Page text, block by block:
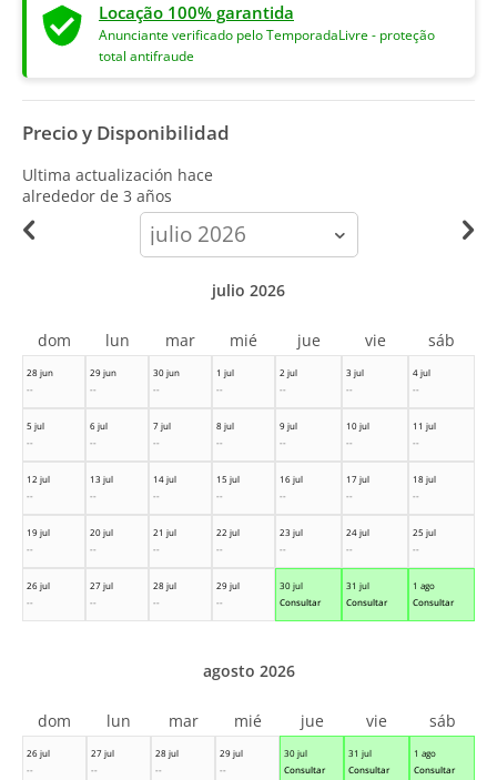
Locação 100% garantida
Anunciante verificado pelo TemporadaLivre - proteção
total antifraude
Precio y Disponibilidad
Ultima actualización hace
alrededor de 3 años
calendar-
month
28 jun
--
29 jun
--
30 jun
--
1 jul
--
2 jul
--
3 jul
--
4 jul
--
5 jul
--
6 jul
--
7 jul
--
8 jul
--
9 jul
--
10 jul
--
11 jul
--
12 jul
--
13 jul
--
14 jul
--
15 jul
--
16 jul
--
17 jul
--
18 jul
--
19 jul
--
20 jul
--
21 jul
--
22 jul
--
23 jul
--
24 jul
--
25 jul
--
26 jul
--
27 jul
--
28 jul
--
29 jul
--
30 jul
Consultar
31 jul
Consultar
1 ago
Consultar
julio 2026
dom lun mar mié jue vie sáb
26 jul
--
27 jul
--
28 jul
--
29 jul
--
30 jul
Consultar
31 jul
Consultar
1 ago
Consultar
agosto 2026
dom lun mar mié jue vie sáb